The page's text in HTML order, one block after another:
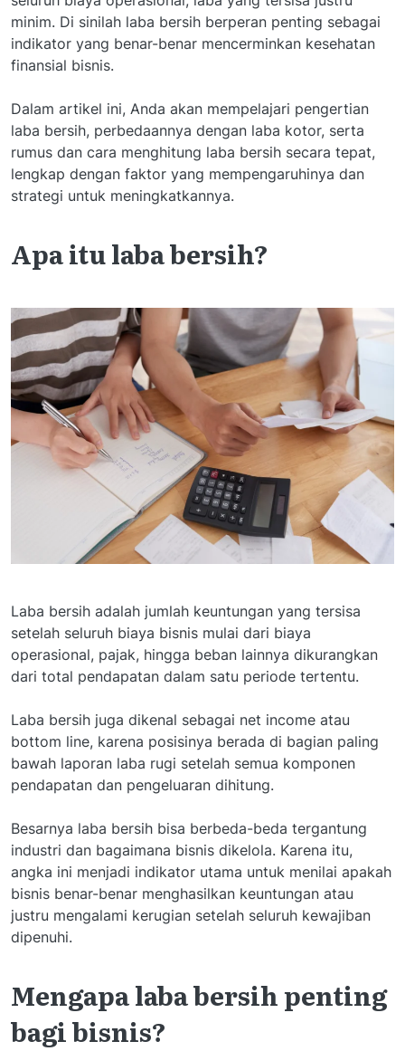
minim. Di sinilah laba bersih berperan penting sebagai
indikator yang benar-benar mencerminkan kesehatan
finansial bisnis.
Dalam artikel ini, Anda akan mempelajari pengertian
laba bersih, perbedaannya dengan laba kotor, serta
rumus dan cara menghitung laba bersih secara tepat,
lengkap dengan faktor yang mempengaruhinya dan
strategi untuk meningkatkannya.
Apa itu laba bersih?
Laba bersih adalah jumlah keuntungan yang tersisa
setelah seluruh biaya bisnis mulai dari biaya
operasional, pajak, hingga beban lainnya dikurangkan
dari total pendapatan dalam satu periode tertentu.
Laba bersih juga dikenal sebagai net income atau
bottom line, karena posisinya berada di bagian paling
bawah laporan laba rugi setelah semua komponen
pendapatan dan pengeluaran dihitung.
Besarnya laba bersih bisa berbeda-beda tergantung
industri dan bagaimana bisnis dikelola. Karena itu,
angka ini menjadi indikator utama untuk menilai apakah
bisnis benar-benar menghasilkan keuntungan atau
justru mengalami kerugian setelah seluruh kewajiban
dipenuhi.
Mengapa laba bersih penting
bagi bisnis?